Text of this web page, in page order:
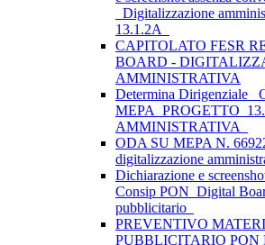
_Digitalizzazione
13.1.2A_
CAPITOLATO FESR
BOARD -
AMMINISTRATIVA
Determina Dirigenziale
AMMINISTRATIVA_
ODA SU MEPA N.
digitalizzazione
Dichiarazione e
Consip PON_Digital
pubblicitario_
PREVENTIVO
PUBBLICITARIO